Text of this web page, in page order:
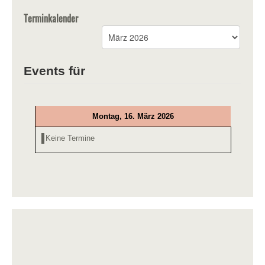
Terminkalender
Events für
Montag, 16. März 2026
Keine Termine